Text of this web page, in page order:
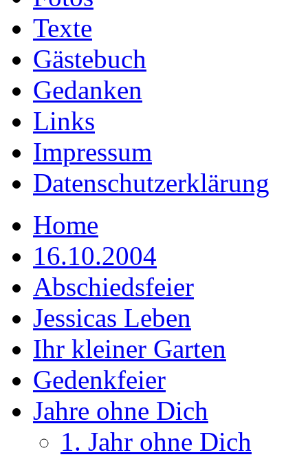
Texte
Gästebuch
Gedanken
Links
Impressum
Datenschutzerklärung
Home
16.10.2004
Abschiedsfeier
Jessicas Leben
Ihr kleiner Garten
Gedenkfeier
Jahre ohne Dich
1. Jahr ohne Dich